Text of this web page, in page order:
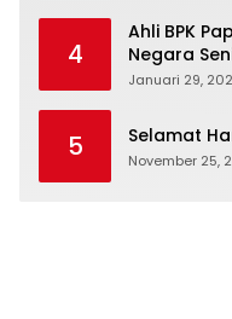
4
Ahli BPK
Negara
Januari 29,
5 Selamat
November 25,